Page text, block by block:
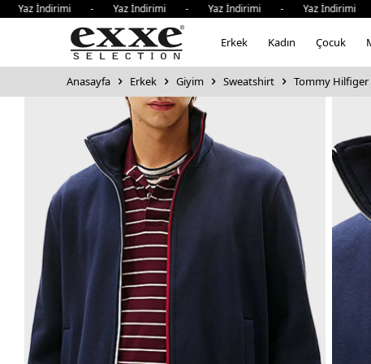
- Yaz İndirimi - Yaz İndirimi - Yaz İndirimi
Erkek Kadın Çocuk
Anasayfa Erkek Giyim Sweatshirt Tommy Hilfiger